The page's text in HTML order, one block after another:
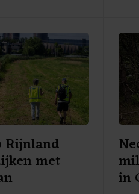
Rijnland
met
in